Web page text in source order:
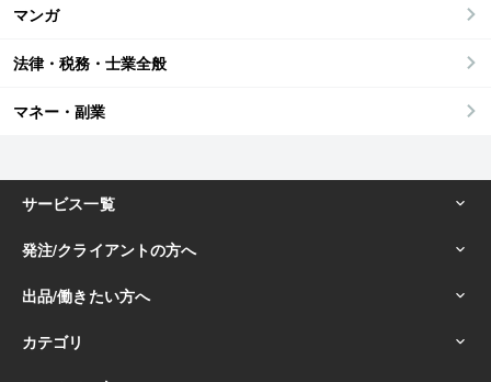
マンガ
法律・税務・士業全般
マネー・副業